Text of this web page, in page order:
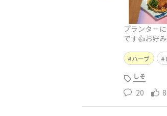
プランター
です👍お好
ハーブ
しそ
20